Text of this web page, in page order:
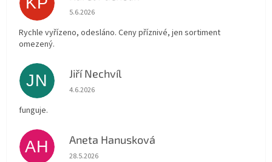
Hodnocení obchodu je 4 z 5 hvězdiček.
5.6.2026
Rychle vyřízeno, odesláno. Ceny příznivé, jen sortiment
omezený.
JN Jiří Nechvíl
Hodnocení obchodu je 5 z 5 hvězdiček.
4.6.2026
funguje.
AH Aneta Hanusková
Hodnocení obchodu je 5 z 5 hvězdiček.
28.5.2026